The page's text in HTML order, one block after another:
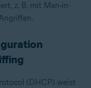
z. B. mit Man-in-
(DHCP) weist